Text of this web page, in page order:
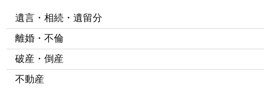
遺言・相続・遺留分
離婚・不倫
破産・倒産
不動産